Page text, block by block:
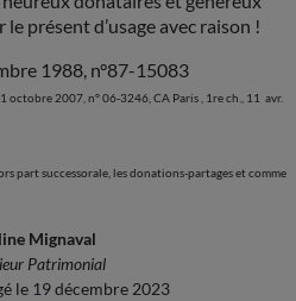
présent d’usage avec raison !
1988, n°87-15083
octobre 2007, n° 06-3246, CA Paris , 1re ch., 11 avr.
part successorale, les donations-partages et comme
Mignaval
Patrimonial
le 19 décembre 2023